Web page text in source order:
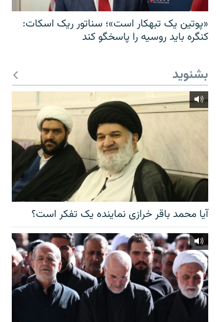
«پوتین یک تبهکار است»؛ سناتور ریک اسکات:
کنگره باید روسیه را پاسخگو کند
بشنوید
آیا محمد باقر خرازی نماینده یک تفکر است؟